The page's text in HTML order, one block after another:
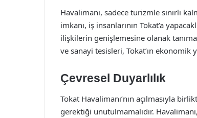
Havalimanı, sadece turizmle sınırlı
imkanı, iş insanlarının Tokat’a
ilişkilerin genişlemesine olanak
ve sanayi tesisleri, Tokat’ın ekonomik
Çevresel Duyarlılık
Tokat Havalimanı’nın açılmasıyla
gerektiği unutulmamalıdır.